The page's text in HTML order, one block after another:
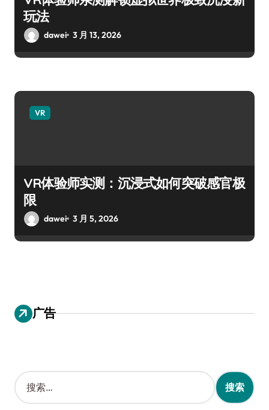
玩法
dawei 3 月 13, 2026
VR
VR体验师实测：沉浸式如何突破感官极
限
dawei 3 月 5, 2026
广告
搜
索
：